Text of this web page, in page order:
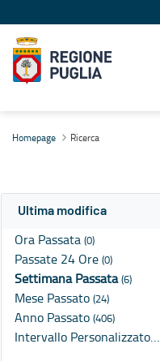
Homepage Ricerca
Ultima modifica
Ora Passata (0)
Passate 24 Ore (0)
Settimana Passata(6)
Mese Passato (24)
Anno Passato (406)
Intervallo Personalizzato…